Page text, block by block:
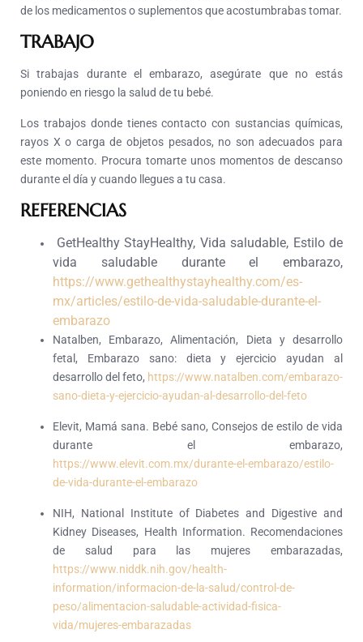
de los medicamentos o suplementos que acostumbrabas tomar.
TRABAJO
Si trabajas durante el embarazo, asegúrate que no estás
poniendo en riesgo la salud de tu bebé.
Los trabajos donde tienes contacto con sustancias químicas,
rayos X o carga de objetos pesados, no son adecuados para
este momento. Procura tomarte unos momentos de descanso
durante el día y cuando llegues a tu casa.
REFERENCIAS
GetHealthy StayHealthy, Vida saludable, Estilo de
vida saludable durante el embarazo,
https://www.gethealthystayhealthy.com/es-
mx/articles/estilo-de-vida-saludable-durante-el-
embarazo
Natalben, Embarazo, Alimentación, Dieta y desarrollo
fetal, Embarazo sano: dieta y ejercicio ayudan al
desarrollo del feto, https://www.natalben.com/embarazo-
sano-dieta-y-ejercicio-ayudan-al-desarrollo-del-feto
Elevit, Mamá sana. Bebé sano, Consejos de estilo de vida
durante el embarazo,
https://www.elevit.com.mx/durante-el-embarazo/estilo-
de-vida-durante-el-embarazo
NIH, National Institute of Diabetes and Digestive and
Kidney Diseases, Health Information. Recomendaciones
de salud para las mujeres embarazadas,
https://www.niddk.nih.gov/health-
information/informacion-de-la-salud/control-de-
peso/alimentacion-saludable-actividad-fisica-
vida/mujeres-embarazadas